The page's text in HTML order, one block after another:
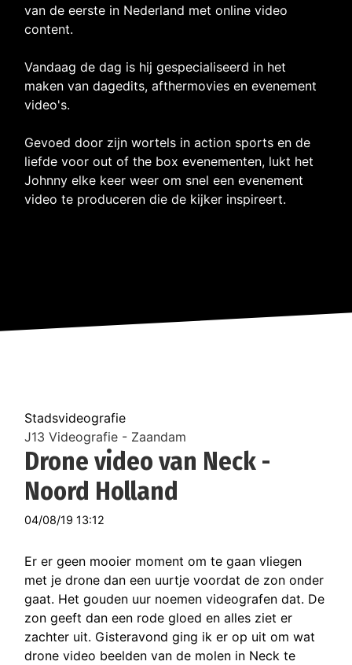
van de eerste in Nederland met online video
content.
Vandaag de dag is hij gespecialiseerd in het
maken van dagedits, afthermovies en evenement
video's.
Gevoed door zijn wortels in action sports en de
liefde voor out of the box evenementen, lukt het
Johnny elke keer weer om snel een evenement
video te produceren die de kijker inspireert.
Stadsvideografie
J13 Videografie - Zaandam
Drone video van Neck -
Noord Holland
04/08/19 13:12
Er er geen mooier moment om te gaan vliegen
met je drone dan een uurtje voordat de zon onder
gaat. Het gouden uur noemen videografen dat. De
zon geeft dan een rode gloed en alles ziet er
zachter uit. Gisteravond ging ik er op uit om wat
drone video beelden van de molen in Neck te